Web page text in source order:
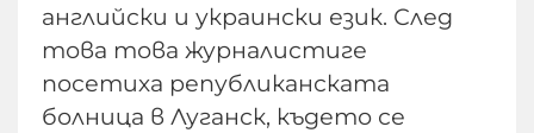
английски и украински език. След
това това журналистиге
посетиха републиканската
болница в Луганск, където се